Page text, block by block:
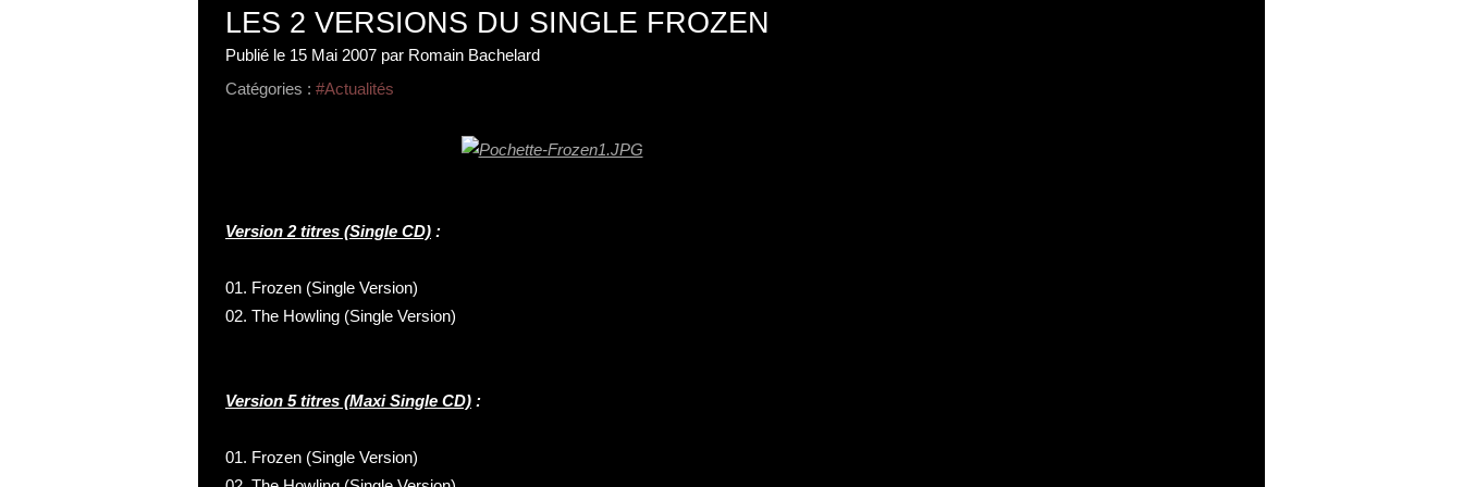
LES 2 VERSIONS DU SINGLE FROZEN
Publié le 15 Mai 2007 par Romain Bachelard
Catégories : #Actualités
Version 2 titres (Single CD) :
01. Frozen (Single Version)
02. The Howling (Single Version)
Version 5 titres (Maxi Single CD) :
01. Frozen (Single Version)